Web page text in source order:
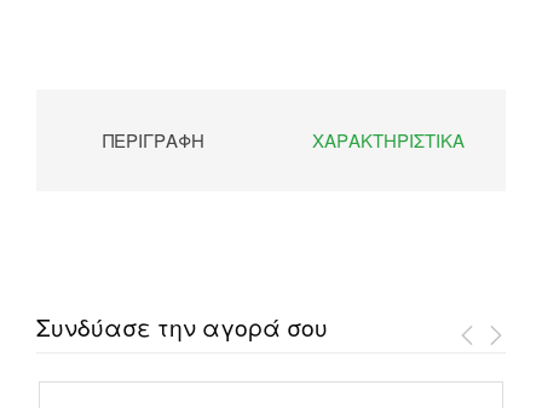
ΠΕΡΙΓΡΑΦΉ ΧΑΡΑΚΤΗΡΙΣΤΙΚΆ
Συνδύασε την αγορά σου